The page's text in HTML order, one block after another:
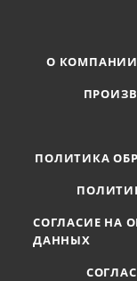
О КОМПАНИИ
ПОЛИТИКА
СОГЛАСИЕ НА
ДАННЫХ